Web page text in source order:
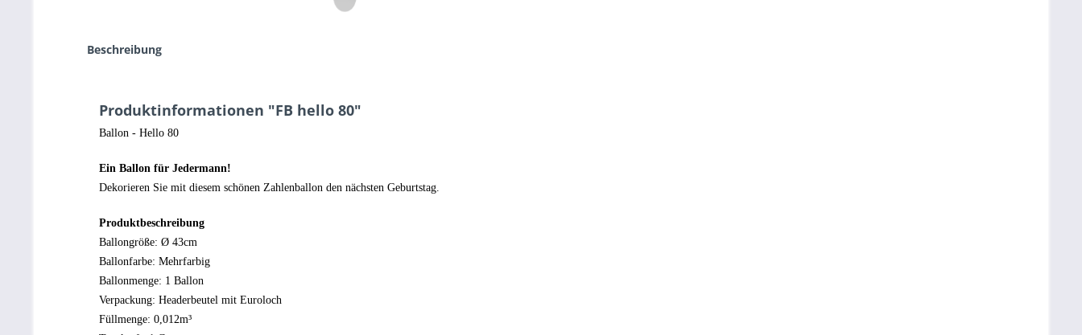
Beschreibung
Produktinformationen "FB hello 80"
Ballon - Hello 80
Ein Ballon für Jedermann!
Dekorieren Sie mit diesem schönen Zahlenballon den nächsten Geburtstag.
Produktbeschreibung
Ballongröße: Ø 43cm
Ballonfarbe: Mehrfarbig
Ballonmenge: 1 Ballon
Verpackung: Headerbeutel mit Euroloch
Füllmenge: 0,012m³